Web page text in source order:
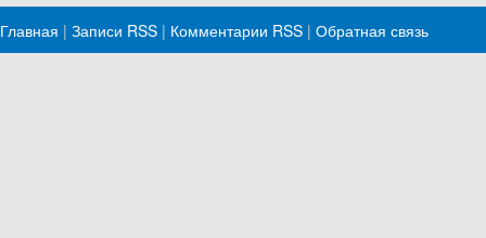
Главная | Записи RSS | Комментарии RSS | Обратная связь